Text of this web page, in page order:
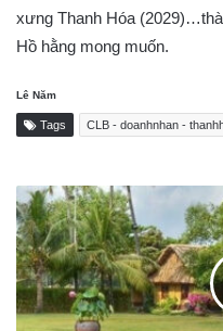
xưng Thanh Hóa
Hồ hằng mong muốn.
Lê Năm
Tags CLB - doanhnhan -